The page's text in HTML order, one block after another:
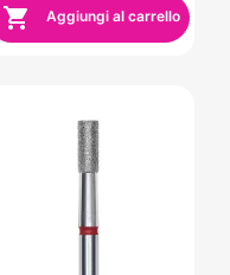
 Aggiungi al carrello